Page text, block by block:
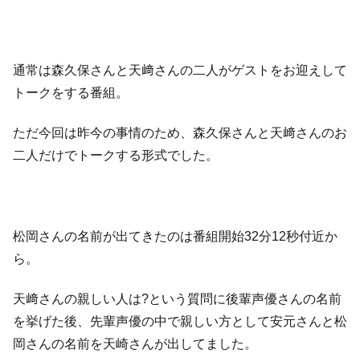
通常は森久保さんと天﨑さんの二人がゲストをお迎えして
トークをする番組。
ただ今回は昨今の事情のため、森久保さんと天﨑さんのお
二人だけでトークする形式でした。
松岡さんの名前が出てきたのは番組開始32分12秒付近か
ら。
天﨑さんの親しい人は?という質問に後輩声優さんの名前
を挙げた後、先輩声優の中で親しい方として安元さんと松
岡さんの名前を天崎さんが出してました。